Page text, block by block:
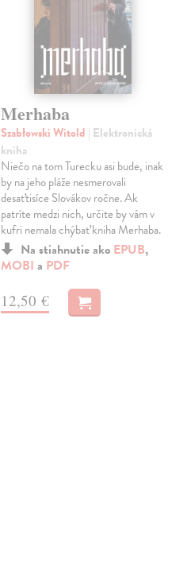
Merhaba
Szabłowski Witold | Elektronická
kniha
Niečo na tom Turecku asi bude, inak
by na jeho pláže nesmerovali
desaťtisíce Slovákov ročne. Ak
patríte medzi nich, určite by vám v
kufri nemala chýbať kniha Merhaba.
Na stiahnutie ako EPUB,
MOBI a PDF
12,50 €